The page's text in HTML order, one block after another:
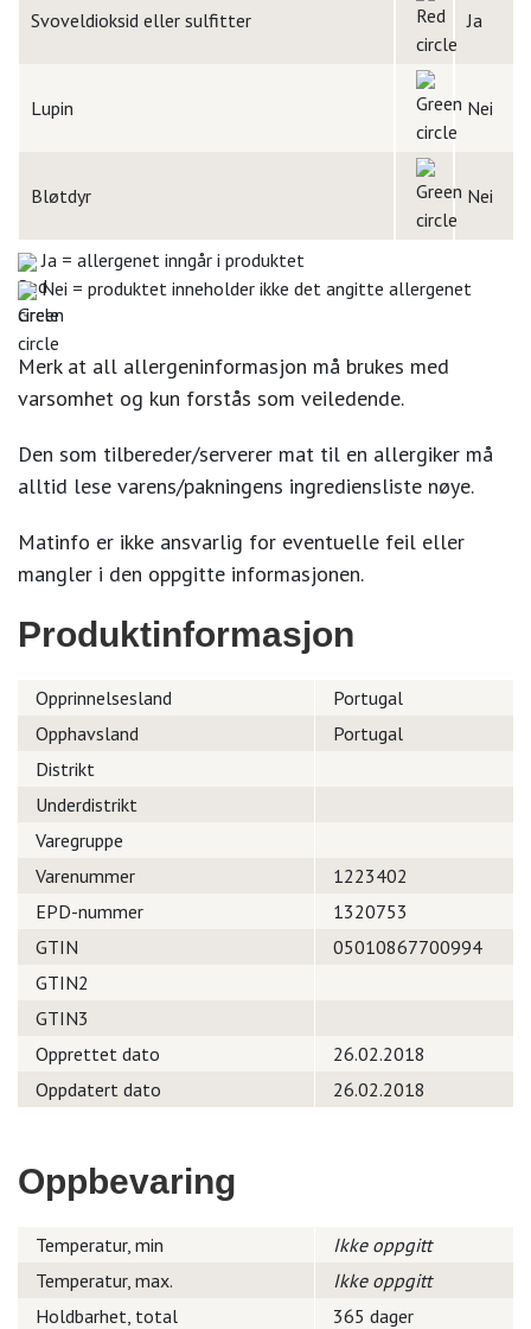
Svoveldioksid eller sulfitter Ja
Lupin Nei
Bløtdyr Nei
Ja = allergenet inngår i produktet
Nei = produktet inneholder ikke det angitte allergenet
Merk at all allergeninformasjon må brukes med
varsomhet og kun forstås som veiledende.
Den som tilbereder/serverer mat til en allergiker må
alltid lese varens/pakningens ingrediensliste nøye.
Matinfo er ikke ansvarlig for eventuelle feil eller
mangler i den oppgitte informasjonen.
Produktinformasjon
Opprinnelsesland
Portugal
Opphavsland
Portugal
Distrikt
Underdistrikt
Varegruppe
Varenummer
1223402
EPD-nummer
1320753
GTIN
05010867700994
GTIN2
GTIN3
Opprettet dato
26.02.2018
Oppdatert dato
26.02.2018
Oppbevaring
Temperatur, min
Ikke oppgitt
Temperatur, max.
Ikke oppgitt
Holdbarhet, total
365 dager